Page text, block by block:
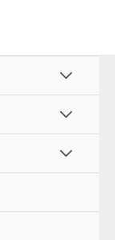
menú
menú